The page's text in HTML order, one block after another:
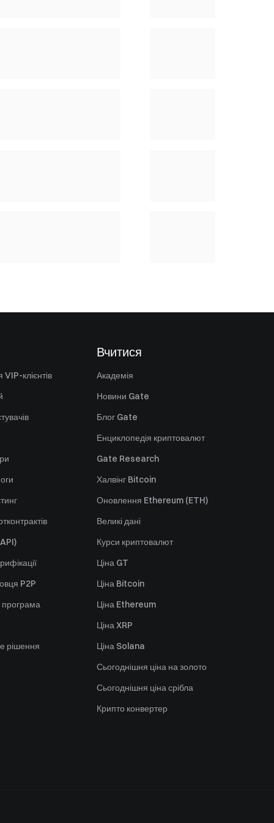
клієнтів
P2P
програма
рішення
Вчитися
Академія
Новини Gate
Блог Gate
Енциклопедія криптовалют
Gate Research
Халвінг Bitcoin
Оновлення Ethereum (ETH)
Великі дані
Курси криптовалют
Ціна GT
Ціна Bitcoin
Ціна Ethereum
Ціна XRP
Ціна Solana
Сьогоднішня ціна на золото
Сьогоднішня ціна срібла
Крипто конвертер